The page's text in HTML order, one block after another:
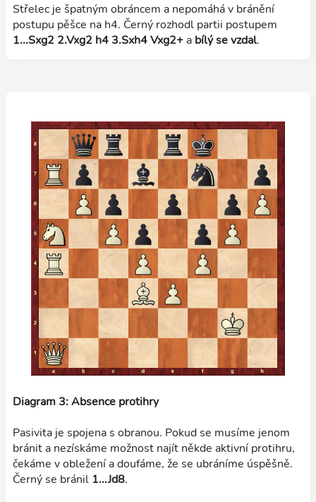
Střelec je špatným obráncem a nepomáhá v bránění
postupu pěšce na h4. Černý rozhodl partii postupem
1...Sxg2 2.Vxg2 h4 3.Sxh4 Vxg2+a bílý se vzdal.
Diagram 3: Absence protihry
Pasivita je spojena s obranou. Pokud se musíme jenom
bránit a nezískáme možnost najít někde aktivní protihru,
čekáme v obležení a doufáme, že se ubráníme úspěšně.
Černý se bránil 1...Jd8.